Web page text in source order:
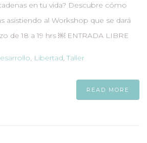
en tu vida? Descubre cómo
asistiendo al Workshop que se dará
de 18 a 19 hrs ￼ ENTRADA LIBRE
, Libertad,Taller
READ MORE